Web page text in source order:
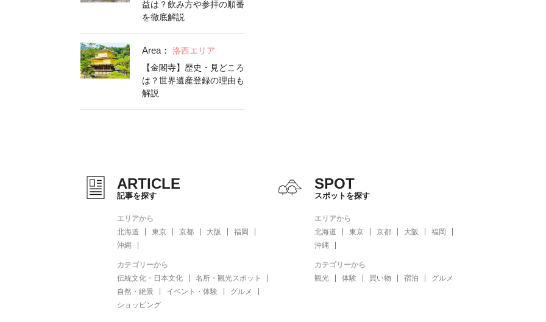
益は？飲み方や参拝の順番
を徹底解説
Area：
洛西エリア
【金閣寺】歴史・見どころ
は？世界遺産登録の理由も
解説
ARTICLE
記事を探す
エリアから
北海道
東京 京都 大阪
福岡
沖縄
カテゴリーから
伝統文化・日本文化
名所・観光スポット
自然・絶景
イベント・体験
グルメ
ショッピング
SPOT
スポットを探す
エリアから
北海道
東京 京都 大阪
福岡
沖縄
カテゴリーから
観光
体験 買い物 宿泊 グルメ